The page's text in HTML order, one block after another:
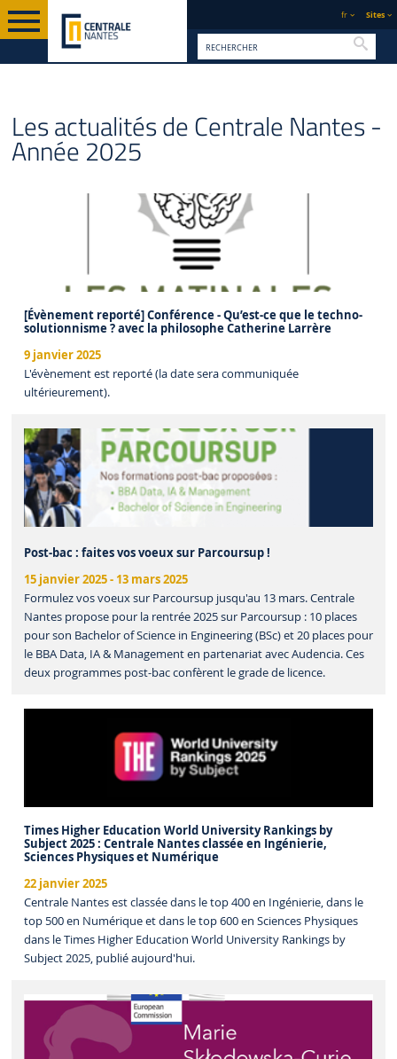
fr Sites
Les actualités de Centrale Nantes -
Année 2025
[Évènement reporté] Conférence - Qu’est-ce que le techno-
solutionnisme ? avec la philosophe Catherine Larrère
9 janvier 2025
L'évènement est reporté (la date sera communiquée
ultérieurement).
Post-bac : faites vos voeux sur Parcoursup !
15 janvier 2025- 13 mars 2025
Formulez vos voeux sur Parcoursup jusqu'au 13 mars. Centrale
Nantes propose pour la rentrée 2025 sur Parcoursup : 10 places
pour son Bachelor of Science in Engineering (BSc) et 20 places pour
le BBA Data, IA & Management en partenariat avec Audencia. Ces
deux programmes post-bac confèrent le grade de licence.
Times Higher Education World University Rankings by
Subject 2025 : Centrale Nantes classée en Ingénierie,
Sciences Physiques et Numérique
22 janvier 2025
Centrale Nantes est classée dans le top 400 en Ingénierie, dans le
top 500 en Numérique et dans le top 600 en Sciences Physiques
dans le Times Higher Education World University Rankings by
Subject 2025, publié aujourd'hui.